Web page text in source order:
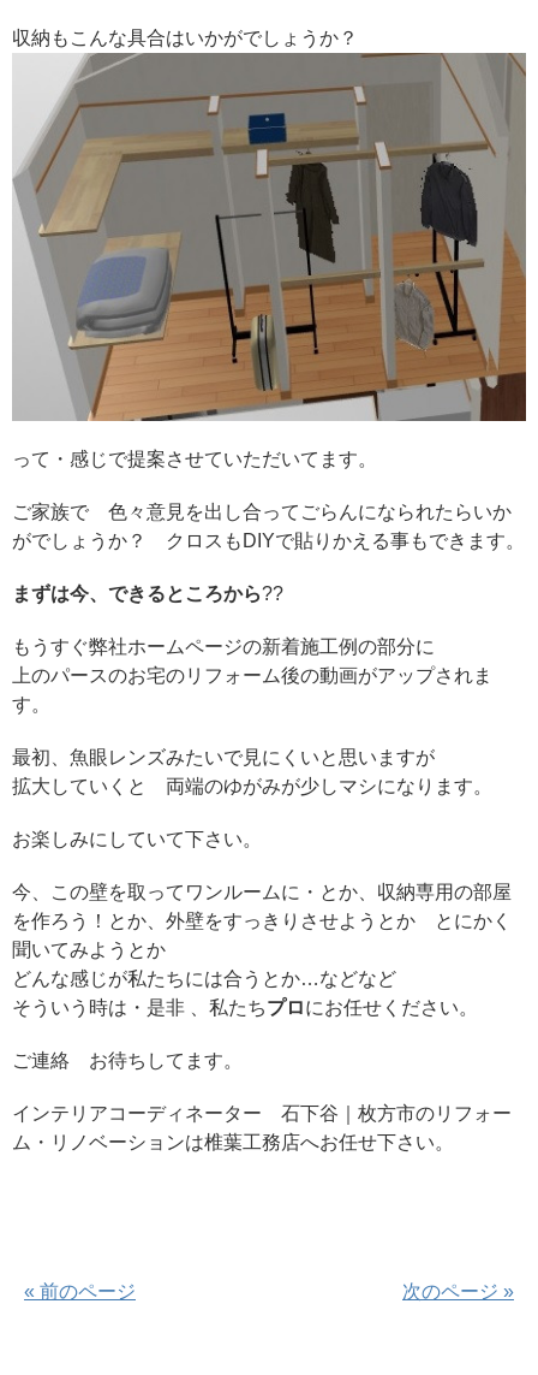
収納もこんな具合はいかがでしょうか？
って・感じで提案させていただいてます。
ご家族で 色々意見を出し合ってごらんになられたらいか
がでしょうか？ クロスもDIYで貼りかえる事もできます。
まずは今、できるところから??
もうすぐ弊社ホームページの新着施工例の部分に
上のパースのお宅のリフォーム後の動画がアップされま
す。
最初、魚眼レンズみたいで見にくいと思いますが
拡大していくと 両端のゆがみが少しマシになります。
お楽しみにしていて下さい。
今、この壁を取ってワンルームに・とか、収納専用の部屋
を作ろう！とか、外壁をすっきりさせようとか とにかく
聞いてみようとか
どんな感じが私たちには合うとか…などなど
そういう時は・是非 、私たちプロにお任せください。
ご連絡 お待ちしてます。
インテリアコーディネーター 石下谷｜枚方市のリフォー
ム・リノベーションは椎葉工務店へお任せ下さい。
次のページ »
« 前のページ